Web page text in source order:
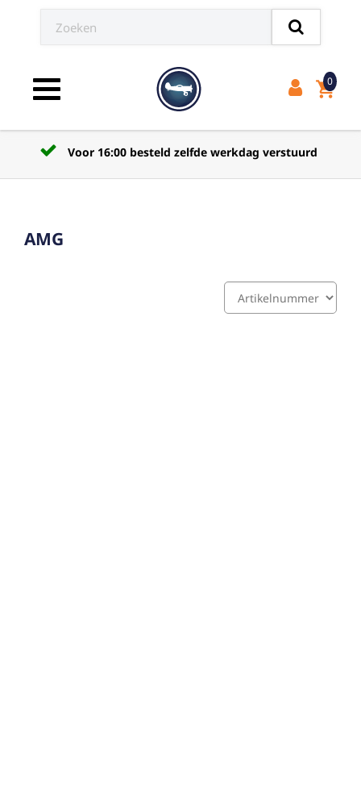
Toggle navigation shopping_cart
0
Voor 16:00 besteld zelfde werkdag verstuurd
AMG